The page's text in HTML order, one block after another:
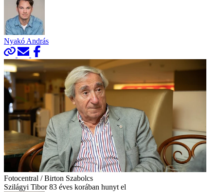
Nyakó András
Fotocentral / Birton Szabolcs
Szilágyi Tibor 83 éves korában hunyt el